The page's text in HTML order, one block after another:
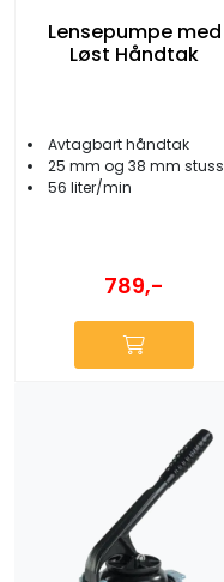
Lensepumpe med
Løst Håndtak
Avtagbart håndtak
25 mm og 38 mm stuss
56 liter/min
789,-